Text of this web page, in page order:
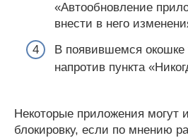
«Автообновление
внести в него
В появившемся окошке
напротив пункта
Некоторые приложения могут
блокировку, если по мнению